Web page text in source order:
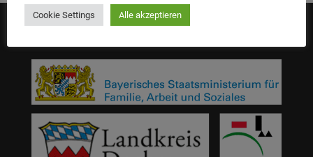
Cookie Settings Alle akzeptieren